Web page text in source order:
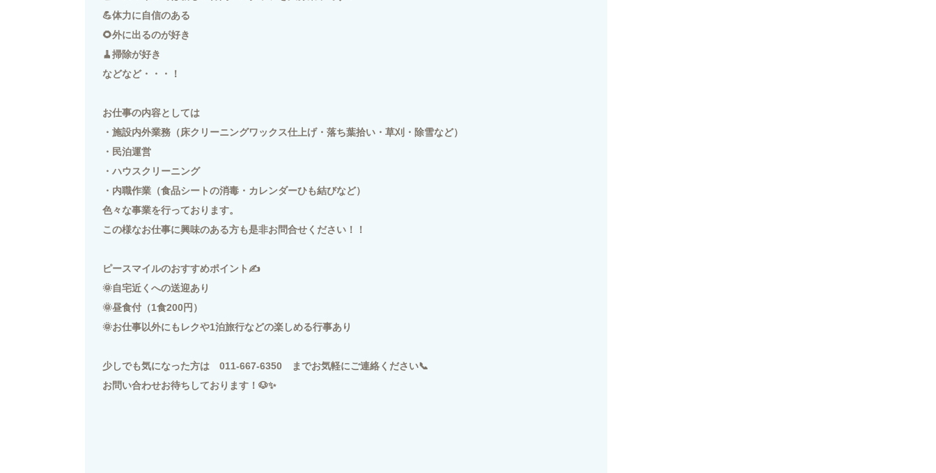
💪体力に自信のある
🌻外に出るのが好き
🧹掃除が好き
などなど・・・！
お仕事の内容としては
・施設内外業務（床クリーニングワックス仕上げ・落ち葉拾い・草刈・除雪など）
・民泊運営
・ハウスクリーニング
・内職作業（食品シートの消毒・カレンダーひも結びなど）
色々な事業を行っております。
この様なお仕事に興味のある方も是非お問合せください！！
ピースマイルのおすすめポイント✍
🌞自宅近くへの送迎あり
🌞昼食付（1食200円）
🌞お仕事以外にもレクや1泊旅行などの楽しめる行事あり
少しでも気になった方は 011-667-6350 までお気軽にご連絡ください📞
お問い合わせお待ちしております！🐶✨